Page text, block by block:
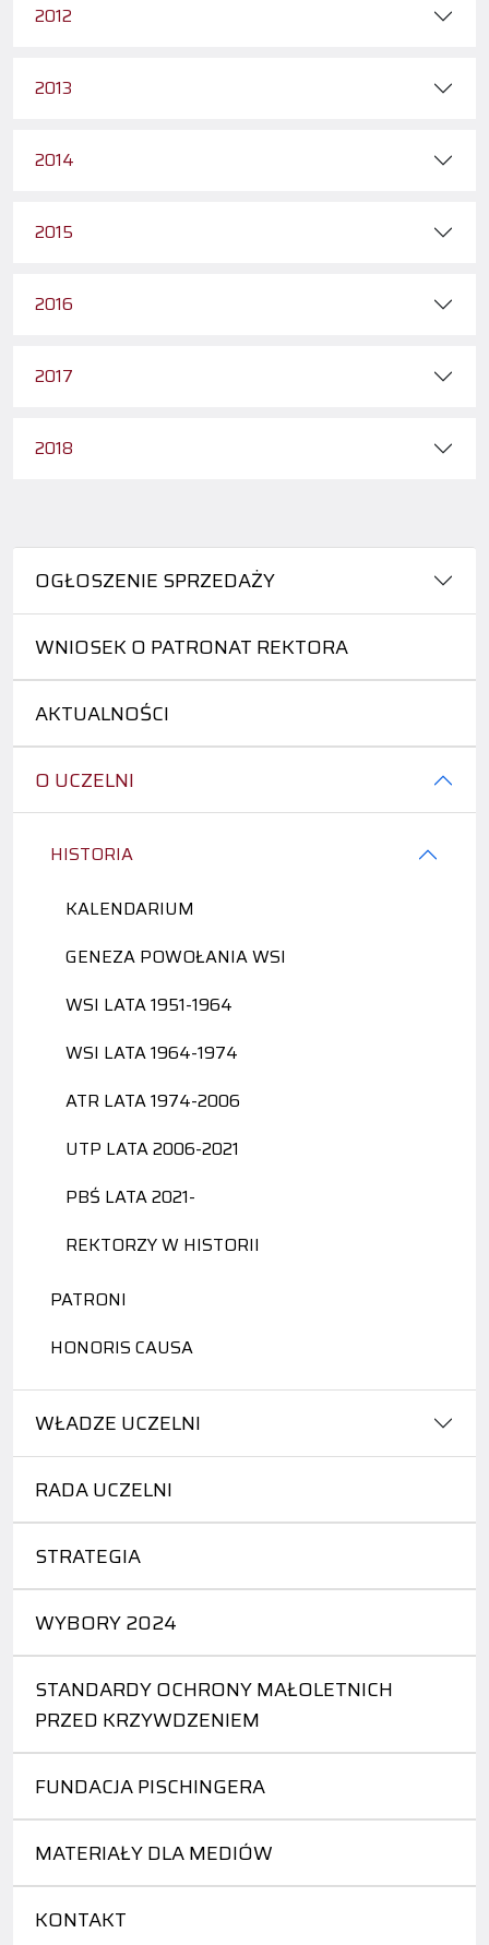
OGŁOSZENIE SPRZEDAŻY
WNIOSEK O PATRONAT REKTORA
AKTUALNOŚCI
O UCZELNI
HISTORIA
KALENDARIUM
GENEZA POWOŁANIA WSI
WSI LATA 1951-1964
WSI LATA 1964-1974
ATR LATA 1974-2006
UTP LATA 2006-2021
PBŚ LATA 2021-
REKTORZY W HISTORII
PATRONI
HONORIS CAUSA
WŁADZE UCZELNI
RADA UCZELNI
STRATEGIA
WYBORY 2024
STANDARDY OCHRONY MAŁOLETNICH
PRZED KRZYWDZENIEM
FUNDACJA PISCHINGERA
MATERIAŁY DLA MEDIÓW
KONTAKT
2012
2013
2014
2015
2016
2017
2018